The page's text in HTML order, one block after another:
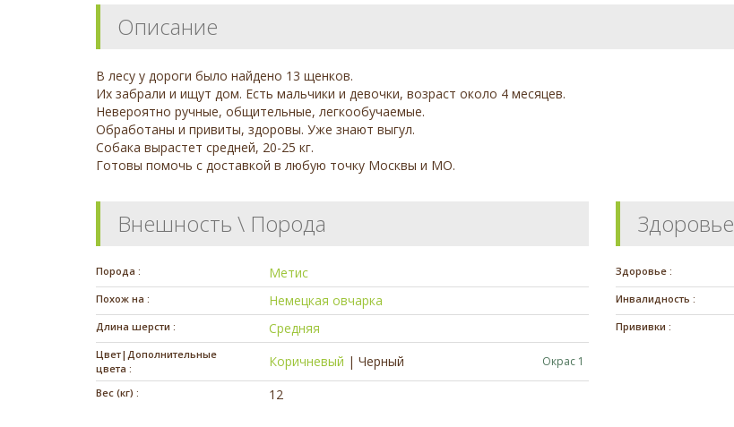
Описание
В лесу у дороги было найдено 13 щенков.
Их забрали и ищут дом. Есть мальчики и девочки, возраст около 4 месяцев.
Невероятно ручные, общительные, легкообучаемые.
Обработаны и привиты, здоровы. Уже знают выгул.
Собака вырастет средней, 20-25 кг.
Готовы помочь с доставкой в любую точку Москвы и МО.
Внешность \ Порода
Порода : Метис
Похож на : Немецкая овчарка
Длина шерсти : Средняя
Цвет|Дополнительные
цвета :
Коричневый |Черный Окрас 1
Вес (кг) : 12
Здоровье
Здоровье :
Инвалидность :
Прививки :